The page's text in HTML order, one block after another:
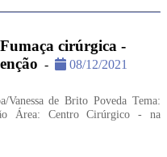
cirúrgica -
- 08/12/2021
Vanessa de Brito Poveda Tema:
Área: Centro Cirúrgico - na